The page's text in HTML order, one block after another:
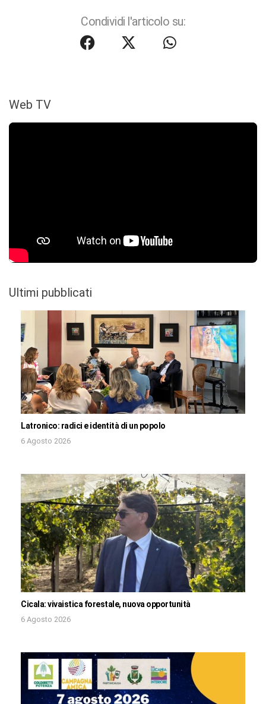
Condividi l'articolo su:
Web TV
Ultimi pubblicati
Latronico: radici e identità di un popolo
6 Agosto 2026
Cicala: vivaistica forestale, nuova opportunità
6 Agosto 2026